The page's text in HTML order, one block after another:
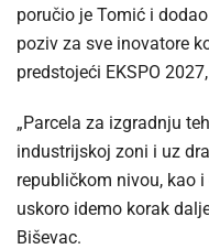
poručio je Tomić i
poziv za sve inovatore
predstojeći EKSPO
„Parcela za izgradnju
industrijskoj zoni i uz
republičkom nivou, kao
uskoro idemo korak
Biševac.